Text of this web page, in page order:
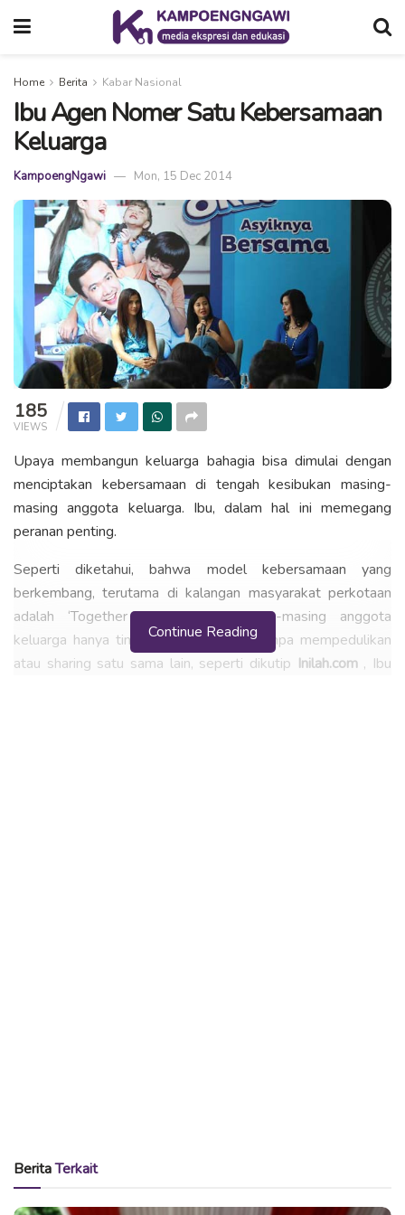
Home Berita Kabar Nasional
Ibu Agen Nomer Satu Kebersamaan
Keluarga
KampoengNgawi Mon, 15 Dec 2014
185
VIEWS
Upaya membangun keluarga bahagia bisa dimulai dengan
menciptakan kebersamaan di tengah kesibukan masing-
masing anggota keluarga. Ibu, dalam hal ini memegang
peranan penting.
Seperti diketahui, bahwa model kebersamaan yang
berkembang, terutama di kalangan masyarakat perkotaan
adalah ‘Together but Alone’. Masing-masing anggota
keluarga hanya tinggal di satu rumah tanpa mempedulikan
atau sharing satu sama lain, seperti dikutip Inilah.com, Ibu
M.Psi saat ditemui di acara “Oreo Menjadi Mitra Ibu
Indonesia Menciptakan Kebersamaan Keluarga”, Kamis
Continue Reading
BeritaTerkait